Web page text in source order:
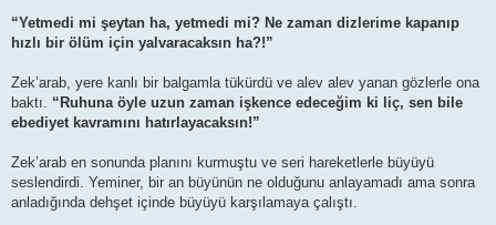
“Yetmedi mi şeytan ha, yetmedi mi? Ne zaman dizlerime kapanıp
hızlı bir ölüm için yalvaracaksın ha?!”
Zek’arab, yere kanlı bir balgamla tükürdü ve alev alev yanan gözlerle ona
baktı. “Ruhuna öyle uzun zaman işkence edeceğim ki liç, sen bile
ebediyet kavramını hatırlayacaksın!”
Zek’arab en sonunda planını kurmuştu ve seri hareketlerle büyüyü
seslendirdi. Yeminer, bir an büyünün ne olduğunu anlayamadı ama sonra
anladığında dehşet içinde büyüyü karşılamaya çalıştı.